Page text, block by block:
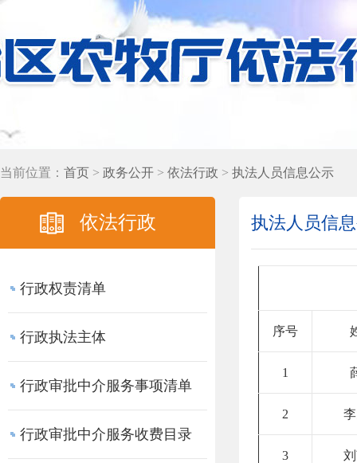
当前位置： 首页 > 政务公开 > 依法行政 > 执法人员信息公示
依法行政
行政权责清单
行政执法主体
行政审批中介服务事项清单
行政审批中介服务收费目录
执法人员信
序号
1
2
3